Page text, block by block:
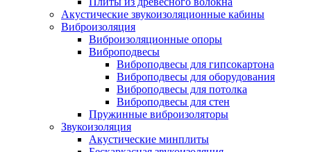
Акустические звукоизоляционные кабины
Виброизоляция
Виброизоляционные опоры
Виброподвесы
Виброподвесы для гипсокартона
Виброподвесы для оборудования
Виброподвесы для потолка
Виброподвесы для стен
Пружинные виброизоляторы
Звукоизоляция
Акустические минплиты